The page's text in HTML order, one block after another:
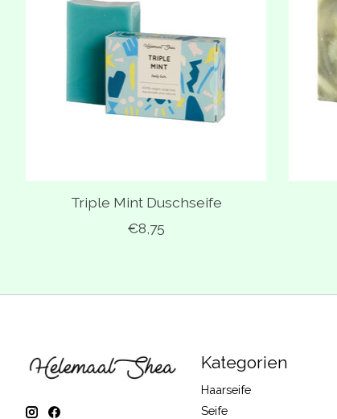
Triple Mint Duschseife
€8,75
Kategorien
Haarseife
Seife